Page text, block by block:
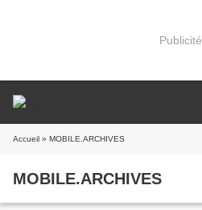
Publicité
Accueil » MOBILE.ARCHIVES
MOBILE.ARCHIVES